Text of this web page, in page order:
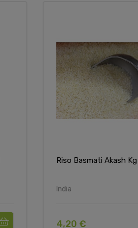
Riso Basmati Akash Kg
India
4,20 €